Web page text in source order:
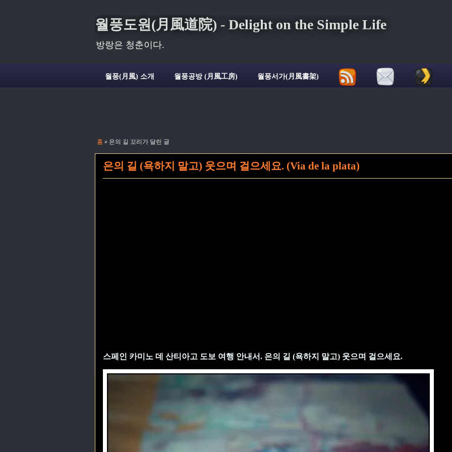
월풍도원(月風道院) - Delight on the Simple Life
방랑은 청춘이다.
월풍(月風) 소개 월풍공방 (月風工房) 월풍서가(月風書架)
홈 » 은의 길 꼬리가 달린 글
은의 길 (욕하지 말고) 웃으며 걸으세요. (Via de la plata)
스페인 카미노 데 산티아고 도보 여행 안내서. 은의 길 (욕하지 말고) 웃으며 걸으세요.